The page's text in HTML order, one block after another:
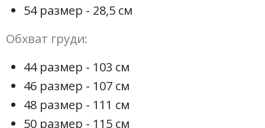
54 размер - 28,5 см
Обхват груди:
44 размер - 103 см
46 размер - 107 см
48 размер - 111 см
50 размер - 115 см